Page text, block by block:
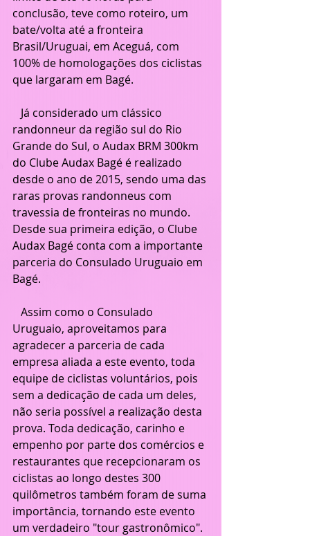
conclusão, teve como roteiro, um
bate/volta até a fronteira
Brasil/Uruguai, em Aceguá, com
100% de homologações dos ciclistas
que largaram em Bagé.
randonneur da região sul do Rio
Grande do Sul, o Audax BRM 300km
do Clube Audax Bagé é realizado
desde o ano de 2015, sendo uma das
raras provas randonneus com
travessia de fronteiras no mundo.
Desde sua primeira edição, o Clube
Audax Bagé conta com a importante
parceria do Consulado Uruguaio em
Bagé.
Uruguaio, aproveitamos para
agradecer a parceria de cada
empresa aliada a este evento, toda
equipe de ciclistas voluntários, pois
sem a dedicação de cada um deles,
não seria possível a realização desta
prova. Toda dedicação, carinho e
empenho por parte dos comércios e
restaurantes que recepcionaram os
ciclistas ao longo destes 300
quilômetros também foram de suma
importância, tornando este evento
um verdadeiro "tour gastronômico".